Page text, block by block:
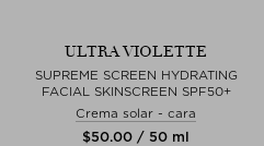
ULTRA VIOLETTE
SUPREME SCREEN HYDRATING
FACIAL SKINSCREEN SPF50+
Crema solar - cara
$‌50.00 / 50 ml